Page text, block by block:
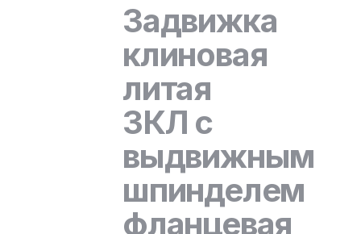
Задвижка
клиновая
литая
ЗКЛ с
выдвижным
шпинделем
фланцевая